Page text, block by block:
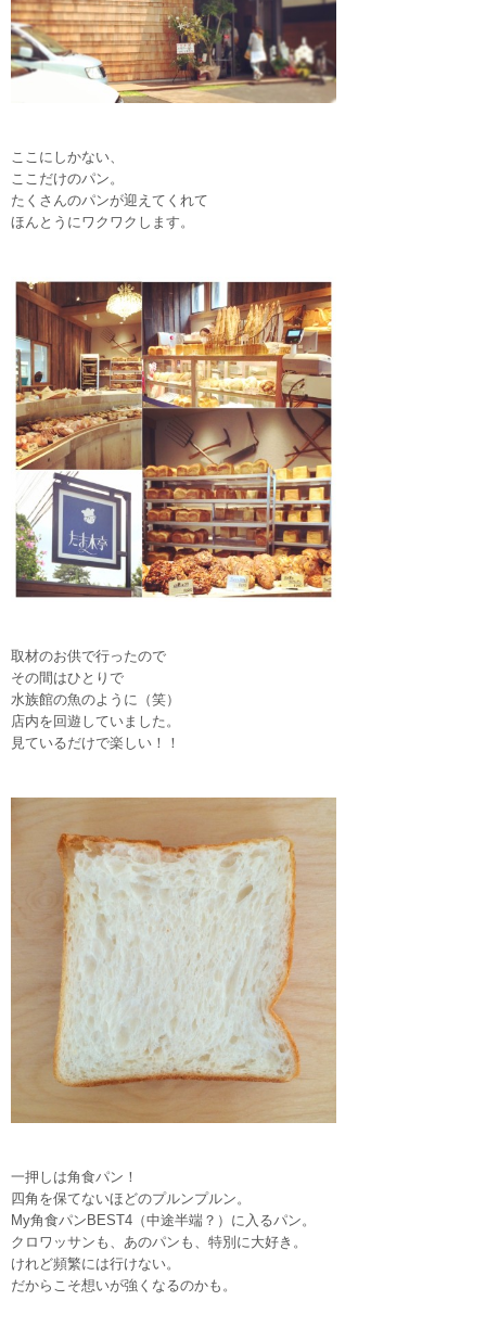
ここにしかない、
ここだけのパン。
たくさんのパンが迎えてくれて
ほんとうにワクワクします。
取材のお供で行ったので
その間はひとりで
水族館の魚のように（笑）
店内を回遊していました。
見ているだけで楽しい！！
一押しは角食パン！
四角を保てないほどのプルンプルン。
My角食パンBEST4（中途半端？）に入るパン。
クロワッサンも、あのパンも、特別に大好き。
けれど頻繁には行けない。
だからこそ想いが強くなるのかも。